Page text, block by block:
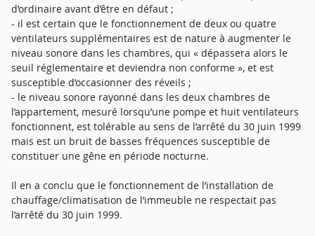
d’ordinaire avant d’être en défaut ;
- il est certain que le fonctionnement de deux ou quatre
ventilateurs supplémentaires est de nature à augmenter le
niveau sonore dans les chambres, qui « dépassera alors le
seuil réglementaire et deviendra non conforme », et est
susceptible d’occasionner des réveils ;
- le niveau sonore rayonné dans les deux chambres de
l’appartement, mesuré lorsqu’une pompe et huit ventilateurs
fonctionnent, est tolérable au sens de l’arrêté du 30 juin 1999
mais est un bruit de basses fréquences susceptible de
constituer une gêne en période nocturne.
Il en a conclu que le fonctionnement de l’installation de
chauffage/climatisation de l’immeuble ne respectait pas
l’arrêté du 30 juin 1999.